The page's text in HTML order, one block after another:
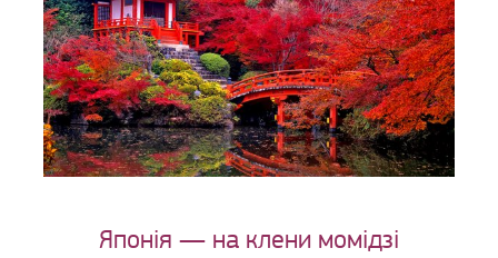
Японія — на клени момідзі